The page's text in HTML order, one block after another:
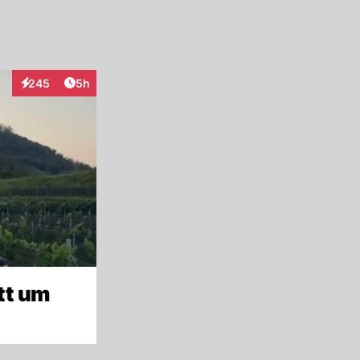
245
InteraktionenArtikel veröffentlicht:
5h
um